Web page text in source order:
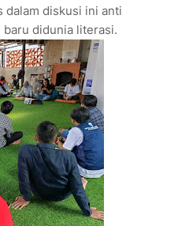
dalam diskusi ini anti
didunia literasi.